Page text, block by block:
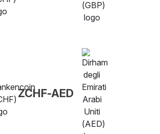
ZCHF-AED